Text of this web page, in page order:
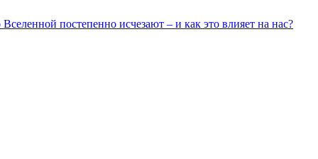
постепенно исчезают – и как это влияет на нас?